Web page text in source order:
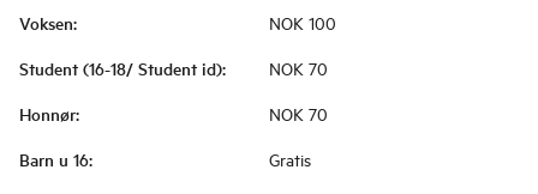
Voksen: NOK 100
Student (16-18/ Student id): NOK 70
Honnør: NOK 70
Barn u 16: Gratis